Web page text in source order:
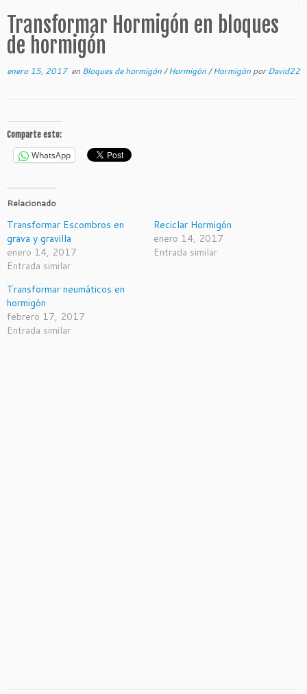
Transformar Hormigón en bloques
de hormigón
enero 15, 2017en Bloques de hormigón/Hormigón/Hormigón porDavid22
Comparte esto:
WhatsApp
Relacionado
Transformar Escombros en
grava y gravilla
enero 14, 2017
Entrada similar
Reciclar Hormigón
enero 14, 2017
Entrada similar
Transformar neumáticos en
hormigón
febrero 17, 2017
Entrada similar